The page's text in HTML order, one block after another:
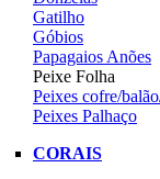
Gatilho
Góbios
Papagaios Anões
Peixe Folha
Peixes cofre/
Peixes Palhaço
CORAIS